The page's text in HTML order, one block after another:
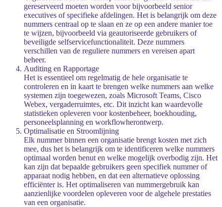
gereserveerd moeten worden voor bijvoorbeeld senior
executives of specifieke afdelingen. Het is belangrijk om deze
nummers centraal op te slaan en ze op een andere manier toe
te wijzen, bijvoorbeeld via geautoriseerde gebruikers of
beveiligde selfservicefunctionaliteit. Deze nummers
verschillen van de reguliere nummers en vereisen apart
beheer.
Auditing en Rapportage
Het is essentieel om regelmatig de hele organisatie te
controleren en in kaart te brengen welke nummers aan welke
systemen zijn toegewezen, zoals Microsoft Teams, Cisco
Webex, vergaderruimtes, etc. Dit inzicht kan waardevolle
statistieken opleveren voor kostenbeheer, boekhouding,
personeelsplanning en workflowherontwerp.
Optimalisatie en Stroomlijning
Elk nummer binnen een organisatie brengt kosten met zich
mee, dus het is belangrijk om te identificeren welke nummers
optimaal worden benut en welke mogelijk overbodig zijn. Het
kan zijn dat bepaalde gebruikers geen specifiek nummer of
apparaat nodig hebben, en dat een alternatieve oplossing
efficiënter is. Het optimaliseren van nummergebruik kan
aanzienlijke voordelen opleveren voor de algehele prestaties
van een organisatie.